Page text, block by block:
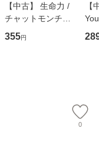
【中古】 生命力 /
チャットモンチー /
キューンレコード
[CD]【メール便送
355円
【
のが
0